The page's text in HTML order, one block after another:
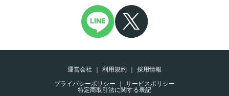
運営会社 利用規約
採用情報
プライバシーポリシー
サービスポリシー
特定商取引法に関する表記